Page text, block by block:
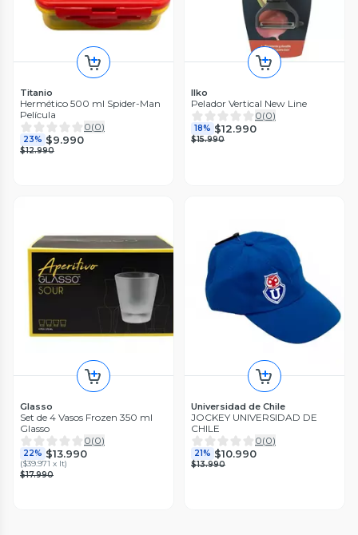
Titanio
Hermético 500 ml Spider-Man
Película
0(0)
23% $9.990
$12.990
Ilko
Pelador Vertical New Line
0(0)
18% $12.990
$15.990
Glasso
Set de 4 Vasos Frozen 350 ml
Glasso
0(0)
22% $13.990
($39.971 x lt)
$17.990
Universidad de Chile
JOCKEY UNIVERSIDAD DE
CHILE
0(0)
21% $10.990
$13.990